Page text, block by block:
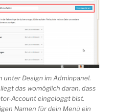
unter Design im Adminpanel.
das womöglich daran, dass
Account eingeloggt bist.
Namen für dein Menü ein